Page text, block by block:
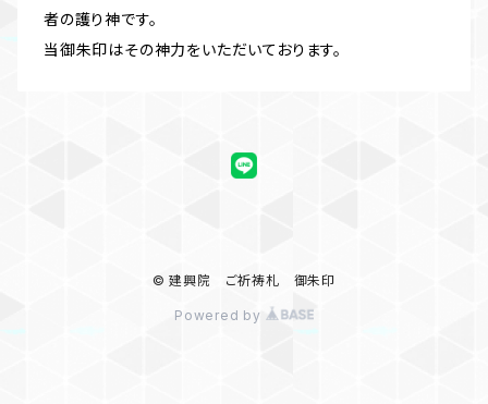
者の護り神です。
当御朱印はその神力をいただいております。
© 建興院 ご祈祷札 御朱印
Powered by